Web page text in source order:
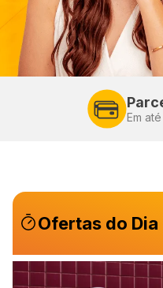
Ofertas do Dia